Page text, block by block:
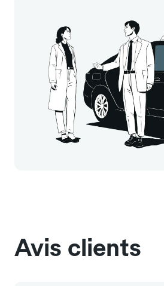
Avis clients